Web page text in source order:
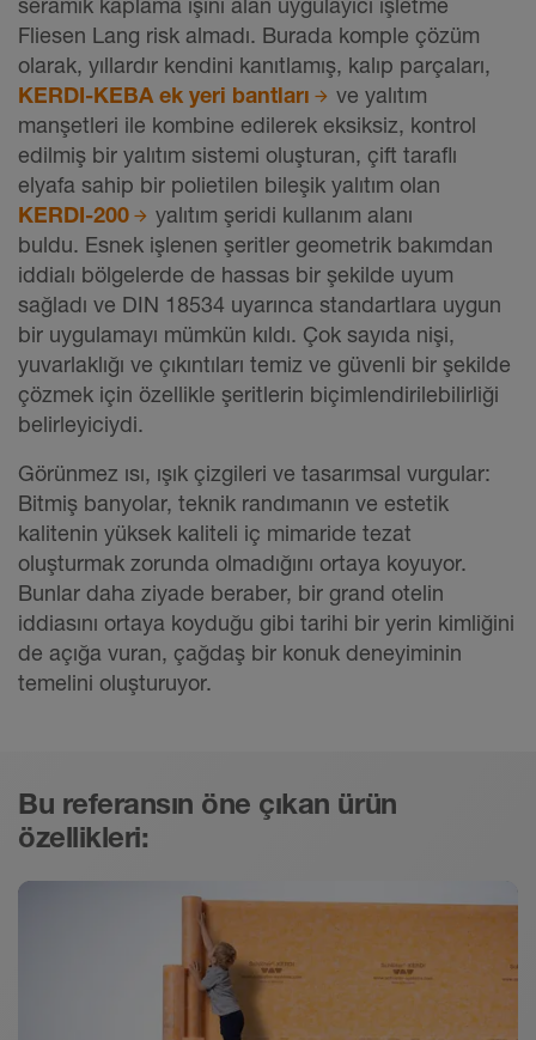
Fliesen Lang risk almadı. Burada komple çözüm
olarak, yıllardır kendini kanıtlamış, kalıp parçaları,
KERDI-KEBA ek yeri bantları
ve yalıtım
manşetleri ile kombine edilerek eksiksiz, kontrol
edilmiş bir yalıtım sistemi oluşturan, çift taraflı
elyafa sahip bir polietilen bileşik yalıtım olan
KERDI-200
yalıtım şeridi kullanım alanı
buldu. Esnek işlenen şeritler geometrik bakımdan
iddialı bölgelerde de hassas bir şekilde uyum
sağladı ve DIN 18534 uyarınca standartlara uygun
bir uygulamayı mümkün kıldı. Çok sayıda nişi,
yuvarlaklığı ve çıkıntıları temiz ve güvenli bir şekilde
çözmek için özellikle şeritlerin biçimlendirilebilirliği
belirleyiciydi.
Görünmez ısı, ışık çizgileri ve tasarımsal vurgular:
Bitmiş banyolar, teknik randımanın ve estetik
kalitenin yüksek kaliteli iç mimaride tezat
oluşturmak zorunda olmadığını ortaya koyuyor.
Bunlar daha ziyade beraber, bir grand otelin
iddiasını ortaya koyduğu gibi tarihi bir yerin kimliğini
de açığa vuran, çağdaş bir konuk deneyiminin
temelini oluşturuyor.
Bu referansın öne çıkan ürün
özellikleri: